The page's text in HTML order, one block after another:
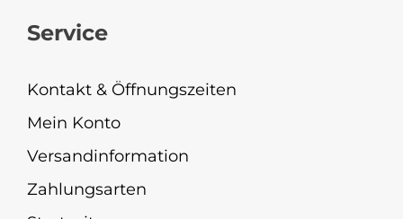
Service
Kontakt & Öffnungszeiten
Mein Konto
Versandinformation
Zahlungsarten